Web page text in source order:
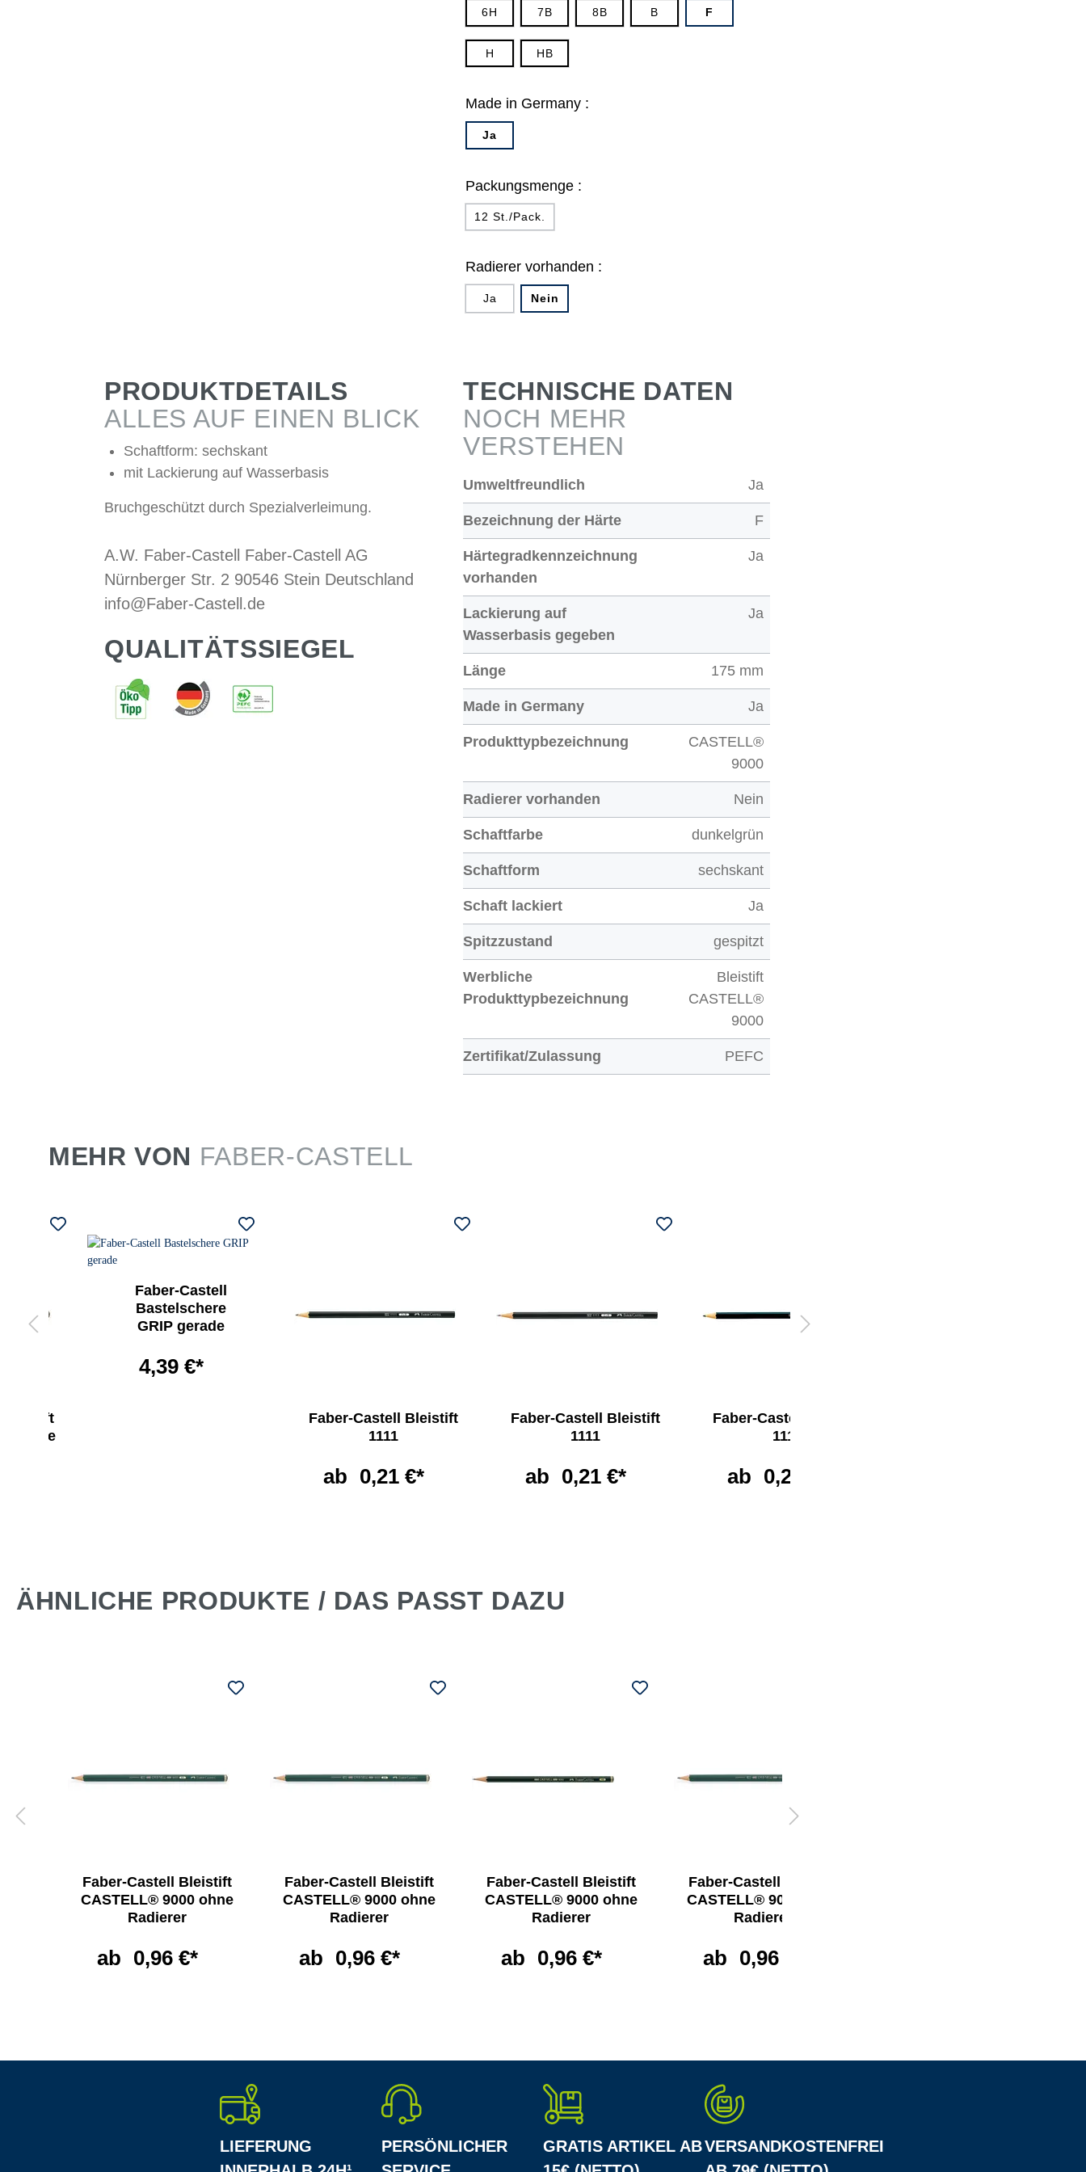
6H 7B 8B B F
H HB
Made in Germany :
Ja
Packungsmenge :
12 St./Pack.
Radierer vorhanden :
Ja Nein
PRODUKTDETAILS
ALLES AUF EINEN BLICK
Schaftform: sechskant
mit Lackierung auf Wasserbasis
Bruchgeschützt durch Spezialverleimung.
A.W. Faber-Castell Faber-Castell AG
Nürnberger Str. 2 90546 Stein Deutschland
info@Faber-Castell.de
QUALITÄTSSIEGEL
TECHNISCHE DATEN
NOCH MEHR
VERSTEHEN
Umweltfreundlich Ja
Bezeichnung der Härte F
Härtegradkennzeichnung
vorhanden
Ja
Lackierung auf
Wasserbasis gegeben
Ja
Länge 175 mm
Made in Germany Ja
Produkttypbezeichnung
CASTELL®
9000
Radierer vorhanden Nein
Schaftfarbe dunkelgrün
Schaftform sechskant
Schaft lackiert Ja
Spitzzustand gespitzt
Werbliche
Produkttypbezeichnung
Bleistift
CASTELL®
9000
Zertifikat/Zulassung PEFC
MEHR VON FABER-CASTELL
ohne
Faber-Castell
Bastelschere
GRIP gerade
4,39 €*
Faber-Castell Bleistift
1111
ab 0,21 €*
Faber-Castell Bleistift
1111
ab 0,21 €*
Faber-Castell Bleistift
1111
ab 0,21 €*
ÄHNLICHE PRODUKTE / DAS PASST DAZU
Faber-Castell Bleistift
CASTELL® 9000 ohne
Radierer
ab 0,96 €*
Faber-Castell Bleistift
CASTELL® 9000 ohne
Radierer
ab 0,96 €*
Faber-Castell Bleistift
CASTELL® 9000 ohne
Radierer
ab 0,96 €*
Faber-Castell Bleistift
CASTELL® 9000 ohne
Radierer
ab 0,96 €*
LIEFERUNG
PERSÖNLICHER
GRATIS ARTIKEL ABVERSANDKOSTENFREI